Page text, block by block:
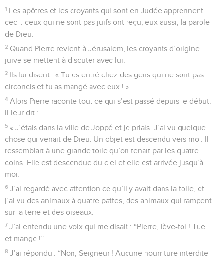
1 Les apôtres et les croyants qui sont en Judée apprennent
ceci : ceux qui ne sont pas juifs ont reçu, eux aussi, la parole
de Dieu.
2 Quand Pierre revient à Jérusalem, les croyants d’origine
juive se mettent à discuter avec lui.
3 Ils lui disent : « Tu es entré chez des gens qui ne sont pas
circoncis et tu as mangé avec eux ! »
4 Alors Pierre raconte tout ce qui s’est passé depuis le début.
Il leur dit :
5 « J’étais dans la ville de Joppé et je priais. J’ai vu quelque
chose qui venait de Dieu. Un objet est descendu vers moi. Il
ressemblait à une grande toile qu’on tenait par les quatre
coins. Elle est descendue du ciel et elle est arrivée jusqu’à
moi.
6 J’ai regardé avec attention ce qu’il y avait dans la toile, et
j’ai vu des animaux à quatre pattes, des animaux qui rampent
sur la terre et des oiseaux.
7 J’ai entendu une voix qui me disait : “Pierre, lève-toi ! Tue
et mange !”
8 J’ai répondu : “Non, Seigneur ! Aucune nourriture interdite